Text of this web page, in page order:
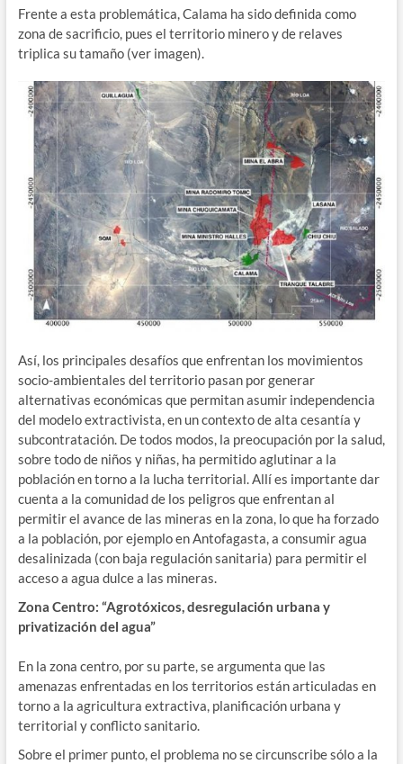
Frente a esta problemática, Calama ha sido definida como
zona de sacrificio, pues el territorio minero y de relaves
triplica su tamaño (ver imagen).
Así, los principales desafíos que enfrentan los movimientos
socio-ambientales del territorio pasan por generar
alternativas económicas que permitan asumir independencia
del modelo extractivista, en un contexto de alta cesantía y
subcontratación. De todos modos, la preocupación por la salud,
sobre todo de niños y niñas, ha permitido aglutinar a la
población en torno a la lucha territorial. Allí es importante dar
cuenta a la comunidad de los peligros que enfrentan al
permitir el avance de las mineras en la zona, lo que ha forzado
a la población, por ejemplo en Antofagasta, a consumir agua
desalinizada (con baja regulación sanitaria) para permitir el
acceso a agua dulce a las mineras.
Zona Centro: “Agrotóxicos, desregulación urbana y
privatización del agua”
En la zona centro, por su parte, se argumenta que las
amenazas enfrentadas en los territorios están articuladas en
torno a la agricultura extractiva, planificación urbana y
territorial y conflicto sanitario.
Sobre el primer punto, el problema no se circunscribe sólo a la